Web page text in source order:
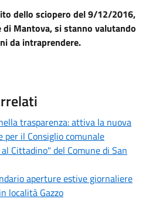
dello sciopero del 9/12/2016,
di Mantova, si stanno valutando
da intraprendere.
trasparenza: attiva la nuova
il Consiglio comunale
Cittadino" del Comune di San
aperture estive giornaliere
località Gazzo